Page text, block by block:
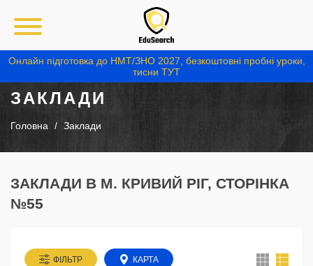
Онлайн підготовка до НМТ/ЗНО 2027, безкоштовні пробні уроки,
тисни ТУТ
ЗАКЛАДИ
Головна Заклади
ЗАКЛАДИ В М. КРИВИЙ РІГ, СТОРІНКА
№55
ФІЛЬТР КАРТА